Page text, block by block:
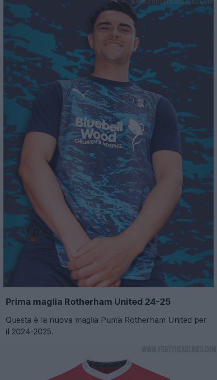
Prima maglia Rotherham United 24-25
Questa è la nuova maglia Puma Rotherham United per
il 2024-2025.